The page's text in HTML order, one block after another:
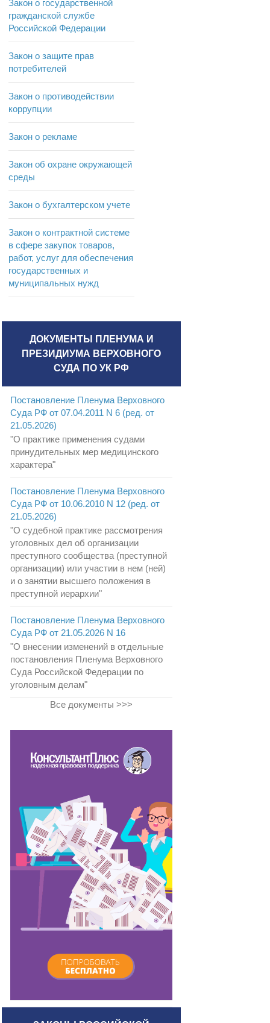
Закон о государственной
гражданской службе
Российской Федерации
Закон о защите прав
потребителей
Закон о противодействии
коррупции
Закон о рекламе
Закон об охране окружающей
среды
Закон о бухгалтерском учете
Закон о контрактной системе
в сфере закупок товаров,
работ, услуг для обеспечения
государственных и
муниципальных нужд
ДОКУМЕНТЫ ПЛЕНУМА И
ПРЕЗИДИУМА ВЕРХОВНОГО
СУДА ПО УК РФ
Постановление Пленума Верховного
Суда РФ от 07.04.2011 N 6 (ред. от
21.05.2026)
"О практике применения судами
принудительных мер медицинского
характера"
Постановление Пленума Верховного
Суда РФ от 10.06.2010 N 12 (ред. от
21.05.2026)
"О судебной практике рассмотрения
уголовных дел об организации
преступного сообщества (преступной
организации) или участии в нем (ней)
и о занятии высшего положения в
преступной иерархии"
Постановление Пленума Верховного
Суда РФ от 21.05.2026 N 16
"О внесении изменений в отдельные
постановления Пленума Верховного
Суда Российской Федерации по
уголовным делам"
Все документы >>>